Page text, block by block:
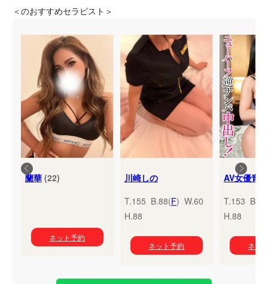
＜のおすすめセラピスト＞
蘭華(22)
ネット予約
川崎しの
T.155 B.88(F) W.60
H.88
ネット予約
T.153
H.88
ネッ